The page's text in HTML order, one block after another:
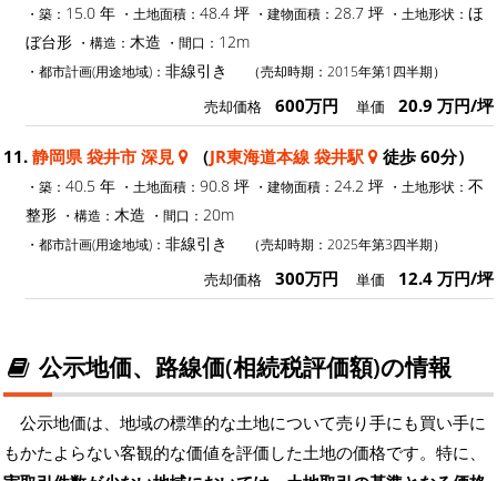
・築： 15.0 年 ・土地面積： 48.4 坪 ・建物面積： 28.7 坪 ・土地形状： ほ
ぼ台形 ・構造： 木造 ・間口： 12m
・都市計画(用途地域)： 非線引き （売却時期：2015年第1四半期）
売却価格 600万円 単価 20.9 万円/坪
11. 静岡県 袋井市 深見 （JR東海道本線 袋井駅 徒歩 60分）
・築： 40.5 年 ・土地面積： 90.8 坪 ・建物面積： 24.2 坪 ・土地形状： 不
整形 ・構造： 木造 ・間口： 20m
・都市計画(用途地域)： 非線引き （売却時期：2025年第3四半期）
売却価格 300万円 単価 12.4 万円/坪
公示地価、路線価(相続税評価額)の情報
公示地価は、地域の標準的な土地について売り手にも買い手に
もかたよらない客観的な価値を評価した土地の価格です。特に、